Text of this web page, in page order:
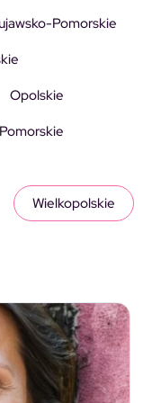
Pomorskie
Opolskie
Pomorskie
Wielkopolskie